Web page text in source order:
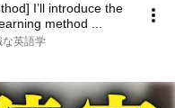
I’ll introduce the
method ...
な英語学